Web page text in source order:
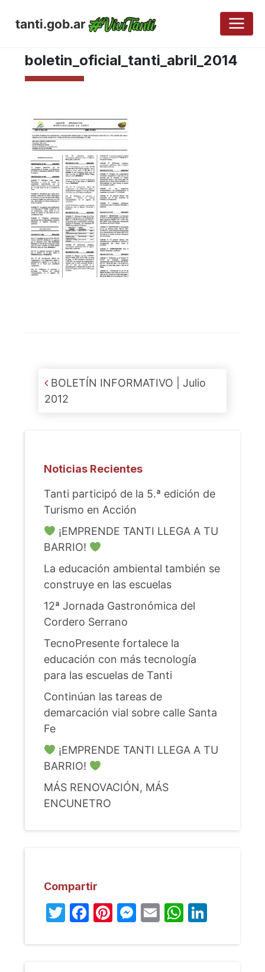
tanti.gob.ar
ABRIL 26, 2017
boletin_oficial_tanti_abril_2014
Post navigation
BOLETÍN INFORMATIVO | Julio
2012
Noticias Recientes
Tanti participó de la 5.ª edición de
Turismo en Acción
¡EMPRENDE TANTI LLEGA A TU
BARRIO!
La educación ambiental también se
construye en las escuelas
12ª Jornada Gastronómica del
Cordero Serrano
TecnoPresente fortalece la
educación con más tecnología
para las escuelas de Tanti
Continúan las tareas de
demarcación vial sobre calle Santa
Fe
¡EMPRENDE TANTI LLEGA A TU
BARRIO!
MÁS RENOVACIÓN, MÁS
ENCUNETRO
Compartir
Twitter
Facebook
Pinterest
Messenger
Email